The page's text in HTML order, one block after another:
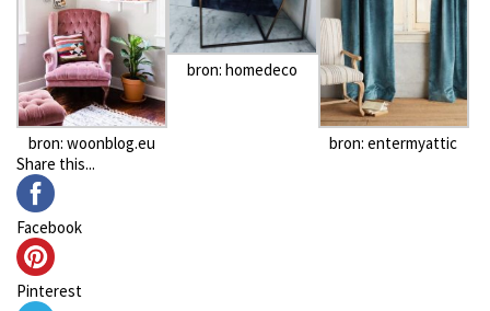
bron: woonblog.eu
bron: homedeco
bron: entermyattic
Share this...
Facebook
Pinterest